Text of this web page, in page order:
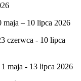
maja – 10 lipca 2026
czerwca - 10 lipca
1 maja - 13 lipca 2026